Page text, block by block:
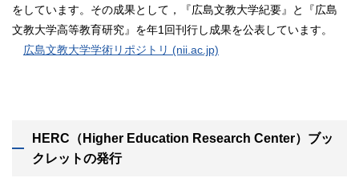
をしています。その成果として，『広島文教大学紀要』と『広島
文教大学高等教育研究』を年1回刊行し成果を公表しています。
広島文教大学学術リポジトリ (nii.ac.jp)
HERC （Higher Education Research Center）ブッ
クレットの発行